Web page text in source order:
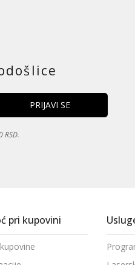
pri kupovini